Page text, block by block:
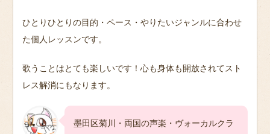
ひとりひとりの目的・ペース・やりたいジャンルに合わせ
た個人レッスンです。
歌うことはとても楽しいです！心も身体も開放されてスト
レス解消にもなります。
墨田区菊川・両国の声楽・ヴォーカルクラ